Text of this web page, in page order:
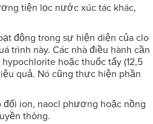
tiện lọc nước xúc tác khác,
động trong sự hiện diện của clo
trình này. Các nhà điều hành cần
hoặc thuốc tẩy (12,5
quả. Nó cũng thực hiện phần
ion, naocl phương hoặc nồng
thông.